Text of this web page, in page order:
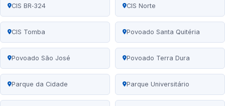
CIS BR‑324 CIS Norte
CIS Tomba Povoado Santa Quitéria
Povoado São José Povoado Terra Dura
Parque da Cidade Parque Universitário